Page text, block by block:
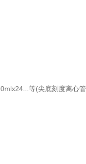
等(尖底刻度离心管